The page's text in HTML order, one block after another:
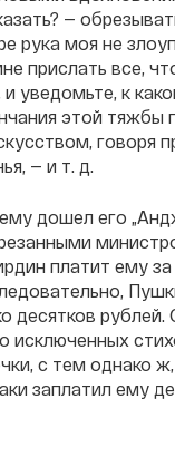
—
рука моя не
прислать все,
и уведомьте, к
этой тяжбы
говоря
— и т. д.
дошел его
платит ему
десятков рублей.
исключенных
с тем однако
заплатил ему